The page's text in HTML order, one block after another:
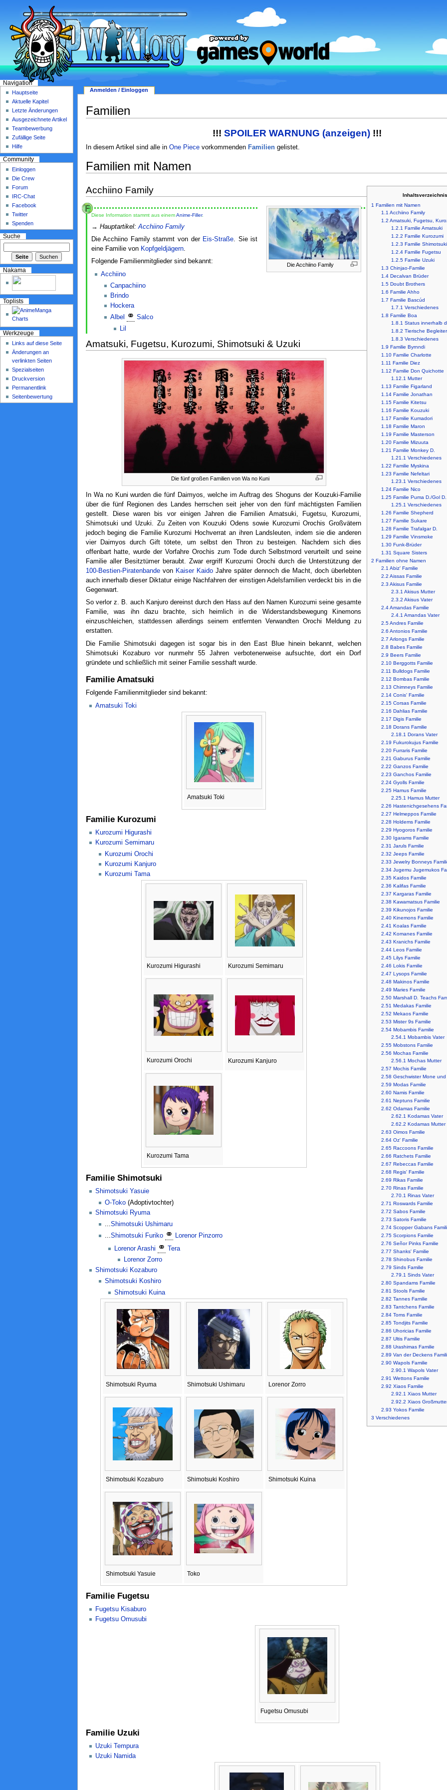
Familien
!!!SPOILER WARNUNG (anzeigen) !!!
In diesem Artikel sind alle in One Piecevorkommenden Familiengelistet.
Familien mit Namen
1 Familien mit Namen
1.1 Acchiino Family
1.2 Amatsuki, Fugetsu,
1.2.1 Familie Amatsuki
1.2.2 Familie Kurozumi
1.2.3 Familie Shimotsuki
1.2.4 Familie Fugetsu
1.2.5 Familie Uzuki
1.3 Chinjao-Familie
1.4 Decalvan Brüder
1.5 Doubt Brothers
1.6 Familie Ahho
1.7 Familie Bascúd
1.7.1 Verschiedenes
1.8 Familie Boa
1.8.1 Status innerhalb
1.8.2 Tierische Begleiter
1.8.3 Verschiedenes
1.9 Familie Byrnndi
1.10 Familie Charlotte
1.11 Familie Diez
1.12 Familie Don Quichotte
1.12.1 Mutter
1.13 Familie Figarland
1.14 Familie Jonathan
1.15 Familie Kitetsu
1.16 Familie Kouzuki
1.17 Familie Kumadori
1.18 Familie Maron
1.19 Familie Masterson
1.20 Familie Mizuuta
1.21 Familie Monkey D.
1.21.1 Verschiedenes
1.22 Familie Myskina
1.23 Familie Nefeltari
1.23.1 Verschiedenes
1.24 Familie Nico
1.25 Familie Puma D./Gol D.
1.25.1 Verschiedenes
1.26 Familie Shepherd
1.27 Familie Sukare
1.28 Familie Trafalgar D.
1.29 Familie Vinsmoke
1.30 Funk-Brüder
1.31 Square Sisters
2 Familien ohne Namen
2.1 Abiz' Familie
2.2 Aissas Familie
2.3 Akisus Familie
2.3.1 Akisus Mutter
2.3.2 Akisus Vater
2.4 Amandas Familie
2.4.1 Amandas Vater
2.5 Andres Familie
2.6 Antonios Familie
2.7 Arlongs Familie
2.8 Babes Familie
2.9 Beers Familie
2.10 Berggotts Familie
2.11 Bulldogs Familie
2.12 Bombas Familie
2.13 Chimneys Familie
2.14 Conis' Familie
2.15 Corsas Familie
2.16 Dahlias Familie
2.17 Digis Familie
2.18 Dorans Familie
2.18.1 Dorans Vater
2.19 Fukurokujus Familie
2.20 Furraris Familie
2.21 Gaburus Familie
2.22 Ganzos Familie
2.23 Ganchos Familie
2.24 Gyolls Familie
2.25 Hamus Familie
2.25.1 Hamus Mutter
2.26 Hastenichgesehens
2.27 Helmeppos Familie
2.28 Holdems Familie
2.29 Hyogoros Familie
2.30 Igarams Familie
2.31 Jaruls Familie
2.32 Jeeps Familie
2.33 Jewelry Bonneys
2.34 Jugemu Jugemukos
2.35 Kaidos Familie
2.36 Kalifas Familie
2.37 Kargaras Familie
2.38 Kawamatsus Familie
2.39 Kikunojos Familie
2.40 Kinemons Familie
2.41 Koalas Familie
2.42 Komanes Familie
2.43 Kranichs Familie
2.44 Leos Familie
2.45 Lilys Familie
2.46 Lokis Familie
2.47 Lysops Familie
2.48 Makinos Familie
2.49 Maries Familie
2.50 Marshall D. Teachs
2.51 Medakas Familie
2.52 Mekaos Familie
2.53 Mister 9s Familie
2.54 Mobambis Familie
2.54.1 Mobambis Vater
2.55 Mobstons Familie
2.56 Mochas Familie
2.56.1 Mochas Mutter
2.57 Mochis Familie
2.58 Geschwister Mone
2.59 Modas Familie
2.60 Namis Familie
2.61 Neptuns Familie
2.62 Odamas Familie
2.62.1 Kodamas Vater
2.62.2 Kodamas Mutter
2.63 Oimos Familie
2.64 Oz' Familie
2.65 Raccoons Familie
2.66 Ratchets Familie
2.67 Rebeccas Familie
2.68 Regis' Familie
2.69 Rikas Familie
2.70 Rinas Familie
2.70.1 Rinas Vater
2.71 Roswards Familie
2.72 Sabos Familie
2.73 Satoris Familie
2.74 Scopper Gabans
2.75 Scorpions Familie
2.76 Señor Pinks Familie
2.77 Shanks' Familie
2.78 Shinobus Familie
2.79 Sinds Familie
2.79.1 Sinds Vater
2.80 Spandams Familie
2.81 Stools Familie
2.82 Tannes Familie
2.83 Tantchens Familie
2.84 Toms Familie
2.85 Tondjits Familie
2.86 Uhoricias Familie
2.87 Ultis Familie
2.88 Urashimas Familie
2.89 Van der Deckens
2.90 Wapols Familie
2.90.1 Wapols Vater
2.91 Wettons Familie
2.92 Xiaos Familie
2.92.1 Xiaos Mutter
2.92.2 Xiaos
2.93 Yokos Familie
3 Verschiedenes
Acchiino Family
Die Acchiino Family
Diese Information stammt aus einemAnime-Filler.
→ Hauptartikel: Acchiino Family
Die Acchiino Family stammt von der Eis-Straße. Sie ist
eine Familie von Kopfgeldjägern.
Folgende Familienmitglieder sind bekannt:
Acchiino
Canpachiino
Brindo
Hockera
Albel
⚭ Salco
Lil
Amatsuki, Fugetsu, Kurozumi, Shimotsuki & Uzuki
Die fünf großen Familien von Wa no Kuni
In Wa no Kuni wurden die fünf Daimyos, welche im Auftrag des Shoguns der Kouzuki-Familie
über die fünf Regionen des Landes herrschen seit jeher von den fünf mächtigsten Familien
gestellt. Diese waren bis vor einigen Jahren die Familien Amatsuki, Fugetsu, Kurozumi,
Shimotsuki und Uzuki. Zu Zeiten von Kouzuki Odens sowie Kurozumi Orochis Großvätern
jedoch beging die Familie Kurozumi Hochverrat an ihren Landsleuten, indem sie die anderen
vier Daimyos durch Gift tötete, um selbst den Thron zu besteigen. Nachdem sich dies
offenbart hatte, wurde der Vorfahre Orochis zum Tode durch Selbstmord verurteilt und seine
Familie aller Besitztümer beraubt. Zwar ergriff Kurozumi Orochi durch die Unterstützung der
100-Bestien-Piratenbandevon Kaiser KaidoJahre später dennoch die Macht, doch überlebten
auch innerhalb dieser Diktatur einige Nachfahren der einstigen Adelsfamilien verdeckt bis in die
Gegenwart.
So verlor z. B. auch Kanjuro dereinst durch den Hass auf den Namen Kurozumi seine gesamte
Familie, was ihn dazu brachte, sich heimlich in die Widerstandsbewegung Kinemons
einzuschleichen, stattdessen allerdings seinem entfernten Verwandten Orochi Meldung zu
erstatten.
Die Familie Shimotsuki dagegen ist sogar bis in den East Blue hinein bekannt, welchen
Shimotsuki Kozaburo vor nunmehr 55 Jahren verbotenerweise aufsuchte, dort ein Dorf
gründete und schließlich mit seiner Familie sesshaft wurde.
Familie Amatsuki
Folgende Familienmitglieder sind bekannt:
Amatsuki Toki
Amatsuki Toki
Familie Kurozumi
Kurozumi Higurashi
Kurozumi Semimaru
Kurozumi Orochi
Kurozumi Kanjuro
Kurozumi Tama
Kurozumi Higurashi Kurozumi Semimaru
Kurozumi Orochi Kurozumi Kanjuro
Kurozumi Tama
Familie Shimotsuki
Shimotsuki Yasuie
O-Toko(Adoptivtochter)
Shimotsuki Ryuma
Shimotsuki Ushimaru
...Shimotsuki Furiko ⚭
Lorenor Pinzorro
Lorenor Arashi ⚭ Tera
Lorenor Zorro
Shimotsuki Kozaburo
Shimotsuki Koshiro
Shimotsuki Kuina
Shimotsuki Ryuma Shimotsuki Ushimaru Lorenor Zorro
Shimotsuki Kozaburo Shimotsuki Koshiro Shimotsuki Kuina
Shimotsuki Yasuie Toko
Familie Fugetsu
Fugetsu Kisaburo
Fugetsu Omusubi
Fugetsu Omusubi
Familie Uzuki
Uzuki Tempura
Uzuki Namida
Anmelden / Einloggen
Navigation
Hauptseite
Aktuelle Kapitel
Letzte Änderungen
Ausgezeichnete Artikel
Teambewerbung
Zufällige Seite
Hilfe
Community
Einloggen
Die Crew
Forum
IRC-Chat
Facebook
Twitter
Spenden
Suche
Nakama
Toplists
Werkzeuge
Links auf diese Seite
Änderungen an
verlinkten Seiten
Spezialseiten
Druckversion
Permanentlink
Seitenbewertung